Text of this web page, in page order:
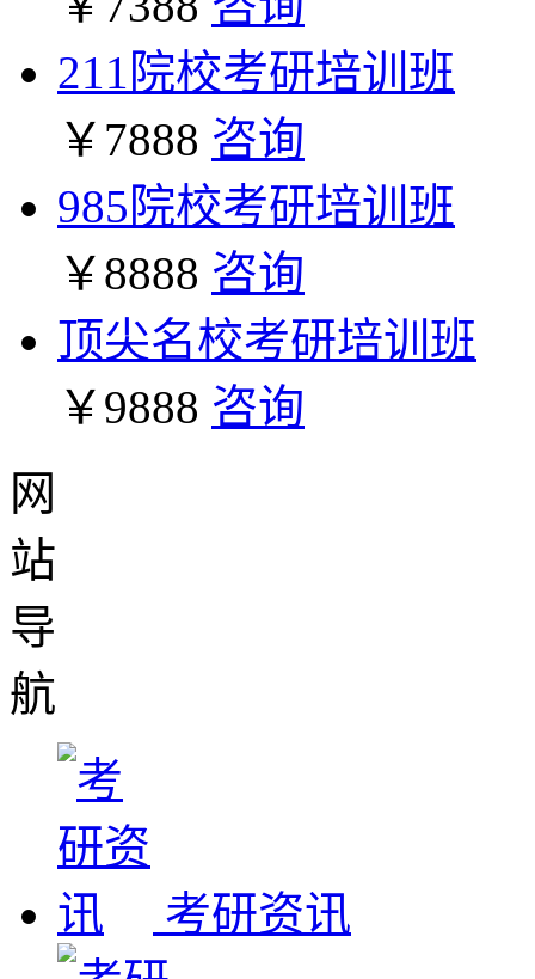
211院校考研培训班
￥7888 咨询
985院校考研培训班
￥8888 咨询
顶尖名校考研培训班
￥9888 咨询
网
站
导
航
考研资讯